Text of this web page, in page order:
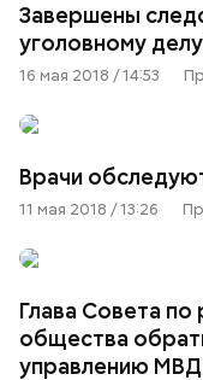
Завершены
уголовному
16 мая 2018 / 14:53
Врачи
11 мая 2018 / 13:26
Глава Совета
общества
управлению МВД